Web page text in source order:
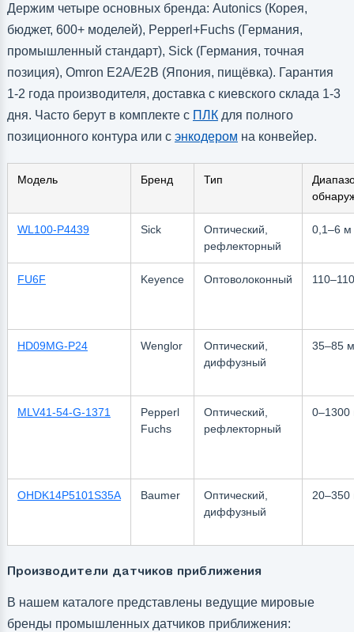
Держим четыре основных бренда: Autonics (Корея,
бюджет, 600+ моделей), Pepperl+Fuchs (Германия,
промышленный стандарт), Sick (Германия, точная
позиция), Omron E2A/E2B (Япония, пищёвка). Гарантия
1-2 года производителя, доставка с киевского склада 1-3
дня. Часто берут в комплекте с ПЛКдля полного
позиционного контура или с энкодером на конвейер.
Модель Бренд Тип
WL100-P4439 Sick
Оптический,
рефлекторный
0,1–6 м
FU6F Keyence Оптоволоконный
HD09MG-P24 Wenglor
Оптический,
диффузный
35–85
MLV41-54-G-1371
Pepperl
Fuchs
Оптический,
рефлекторный
OHDK14P5101S35A Baumer
Оптический,
диффузный
Производители датчиков приближения
В нашем каталоге представлены ведущие мировые
бренды промышленных датчиков приближения: